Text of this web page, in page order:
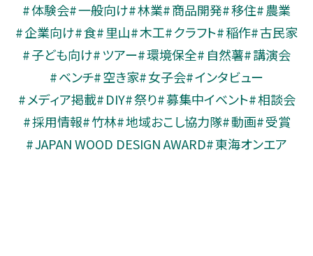
体験会 一般向け 林業 商品開発 移住
農業
企業向け 食 里山 木工 クラフト 稲作 古民家
子ども向け
ツアー 環境保全 自然薯 講演会
ベンチ 空き家 女子会 インタビュー
メディア掲載 DIY 祭り 募集中イベント 相談会
採用情報 竹林 地域おこし協力隊 動画 受賞
JAPAN WOOD DESIGN AWARD 東海オンエア